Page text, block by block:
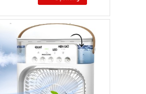
Đặt hàng